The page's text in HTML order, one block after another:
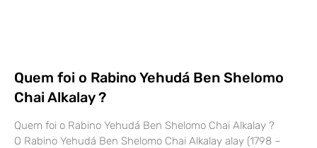
Quem foi o Rabino Yehudá Ben Shelomo
Chai Alkalay ?
Quem foi o Rabino Yehudá Ben Shelomo Chai Alkalay ?
O Rabino Yehudá Ben Shelomo Chai Alkalay alay (1798 –